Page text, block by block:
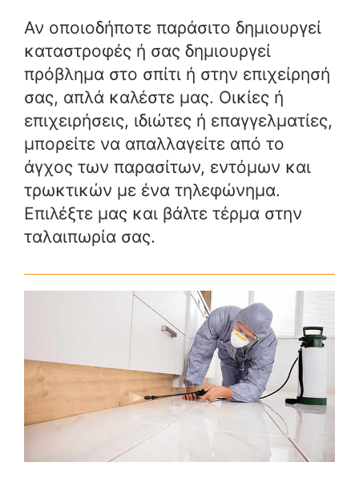
Αν οποιοδήποτε παράσιτο δημιουργεί
καταστροφές ή σας δημιουργεί
πρόβλημα στο σπίτι ή στην επιχείρησή
σας, απλά καλέστε μας. Οικίες ή
επιχειρήσεις, ιδιώτες ή επαγγελματίες,
μπορείτε να απαλλαγείτε από το
άγχος των παρασίτων, εντόμων και
τρωκτικών με ένα τηλεφώνημα.
Επιλέξτε μας και βάλτε τέρμα στην
ταλαιπωρία σας.